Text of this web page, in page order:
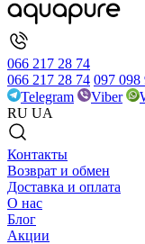
066 217 28 74
066 217 28 74 097 098
Telegram
Viber
RU UA
Контакты
Возврат и обмен
Доставка и оплата
О нас
Блог
Акции